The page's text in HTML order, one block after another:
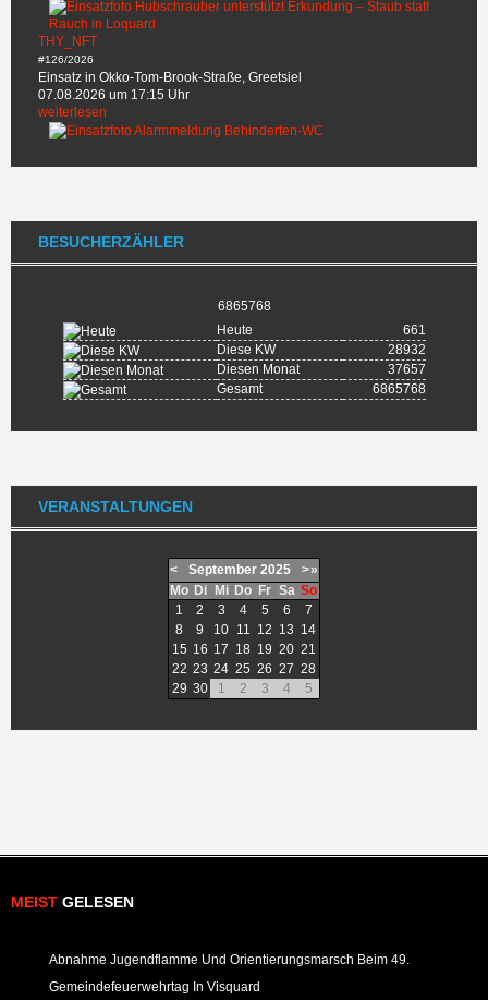
THY_NFT
#126/2026
Einsatz in Okko-Tom-Brook-Straße, Greetsiel
07.08.2026 um 17:15 Uhr
weiterlesen
BESUCHERZÄHLER
6865768
Heute
661
Diese KW
28932
Diesen Monat
37657
Gesamt
6865768
VERANSTALTUNGEN
< September 2025 >»
Mo Di Mi Do Fr Sa So
1
2 3 4 5 6
7
8
9 10 11 12 13 14
15 16 17 18 19 20 21
22 23 24 25 26 27 28
29 30 1 2 3 4 5
MEIST GELESEN
Abnahme Jugendflamme Und Orientierungsmarsch Beim 49.
Gemeindefeuerwehrtag In Visquard